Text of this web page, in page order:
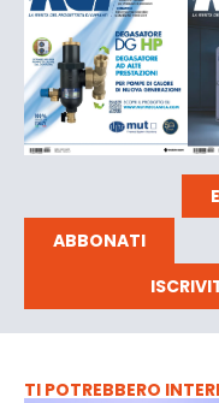
ABBONATI
TI POTREBBERO